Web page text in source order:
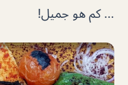
… كم هو جميل!